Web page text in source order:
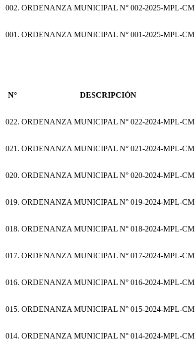
002. ORDENANZA MUNICIPAL N° 002-2025-MPL-CM
001. ORDENANZA MUNICIPAL N° 001-2025-MPL-CM
N° DESCRIPCIÓN
022. ORDENANZA MUNICIPAL N° 022-2024-MPL-CM
021. ORDENANZA MUNICIPAL N° 021-2024-MPL-CM
020. ORDENANZA MUNICIPAL N° 020-2024-MPL-CM
019. ORDENANZA MUNICIPAL N° 019-2024-MPL-CM
018. ORDENANZA MUNICIPAL N° 018-2024-MPL-CM
017. ORDENANZA MUNICIPAL N° 017-2024-MPL-CM
016. ORDENANZA MUNICIPAL N° 016-2024-MPL-CM
015. ORDENANZA MUNICIPAL N° 015-2024-MPL-CM
014. ORDENANZA MUNICIPAL N° 014-2024-MPL-CM